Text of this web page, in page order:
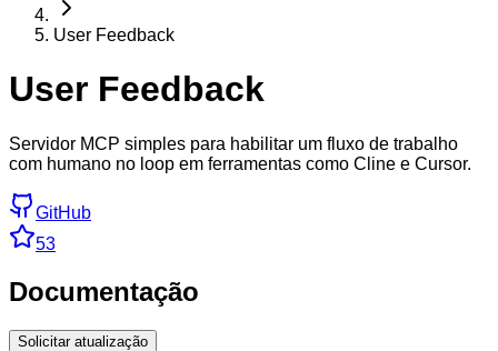
User Feedback
User Feedback
Servidor MCP simples para habilitar um fluxo de trabalho
com humano no loop em ferramentas como Cline e Cursor.
GitHub
53
Documentação
Solicitar atualização